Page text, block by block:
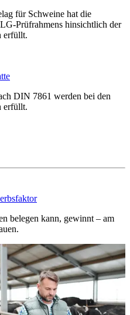
für Schweine hat die
Prüfrahmens hinsichtlich der
erfüllt.
DIN 7861 werden bei den
erfüllt.
belegen kann, gewinnt – am